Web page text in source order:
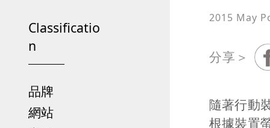
2015 May
分享＞
隨著行動
根據裝置
Classificatio
n
品牌
網站